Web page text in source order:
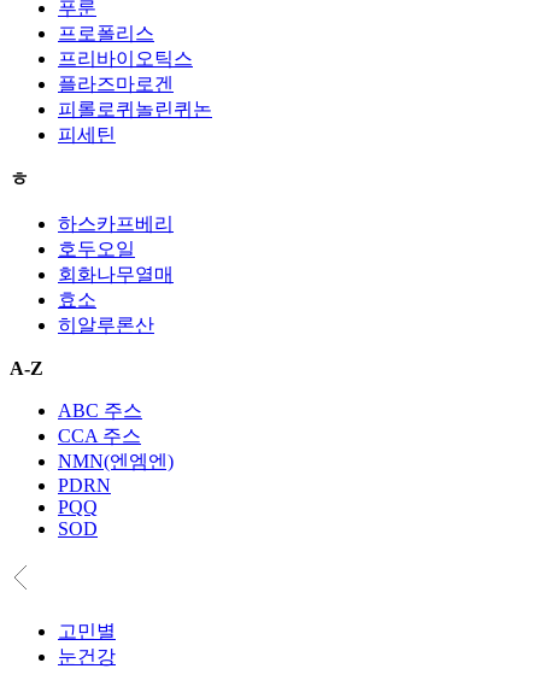
푸룬
프로폴리스
프리바이오틱스
플라즈마로겐
피롤로퀴놀린퀴논
피세틴
ㅎ
하스카프베리
호두오일
회화나무열매
효소
히알루론산
A-Z
ABC 주스
CCA 주스
NMN(엔엠엔)
PDRN
PQQ
SOD
고민별
눈건강